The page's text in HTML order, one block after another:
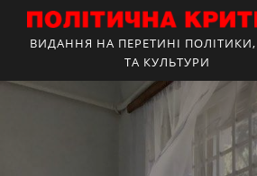
ВИДАННЯ НА ПЕРЕТИНІ
ТА КУЛЬТУРИ